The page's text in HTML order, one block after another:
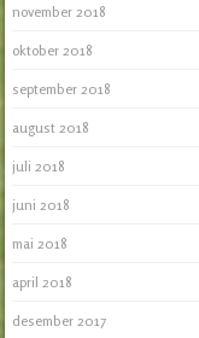
november 2018
oktober 2018
september 2018
august 2018
juli 2018
juni 2018
mai 2018
april 2018
desember 2017